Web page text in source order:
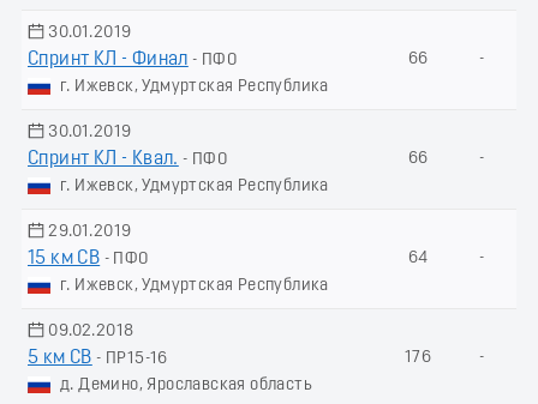
30.01.2019
Спринт КЛ - Финал - ПФО
г. Ижевск, Удмуртская Республика
66 -
30.01.2019
Спринт КЛ - Квал. - ПФО
г. Ижевск, Удмуртская Республика
66 -
29.01.2019
15 км СВ - ПФО
г. Ижевск, Удмуртская Республика
64 -
09.02.2018
5 км СВ - ПР15-16
д. Демино, Ярославская область
176 -